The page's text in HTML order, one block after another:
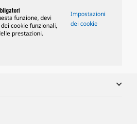
funzione, devi
cookie funzionali,
prestazioni.
Impostazioni
dei cookie